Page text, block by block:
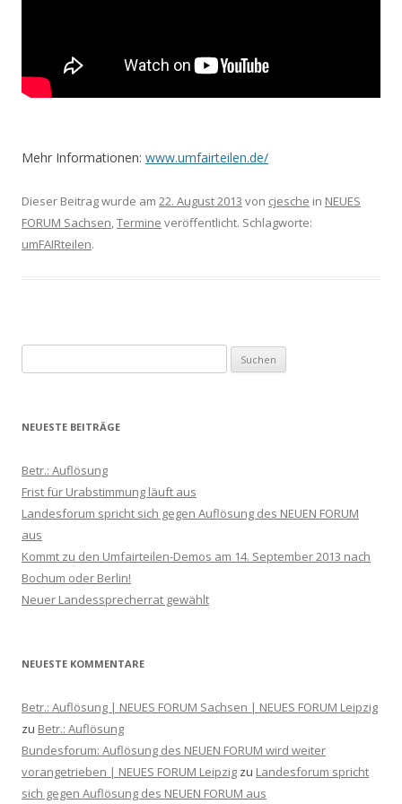
Mehr Informationen: www.umfairteilen.de/
Dieser Beitrag wurde am 22. August 2013 von cjesche in NEUES
FORUM Sachsen,Termine veröffentlicht. Schlagworte:
umFAIRteilen.
nach:
NEUESTE BEITRÄGE
Betr.: Auflösung
Frist für Urabstimmung läuft aus
Landesforum spricht sich gegen Auflösung des NEUEN FORUM
aus
Kommt zu den ‪Umfairteilen‬-Demos am 14. September 2013 nach
Bochum oder Berlin!
Neuer Landessprecherrat gewählt
NEUESTE KOMMENTARE
Betr.: Auflösung | NEUES FORUM Sachsen | NEUES FORUM Leipzig
zu Betr.: Auflösung
Bundesforum: Auflösung des NEUEN FORUM wird weiter
vorangetrieben | NEUES FORUM Leipzig zu Landesforum spricht
sich gegen Auflösung des NEUEN FORUM aus